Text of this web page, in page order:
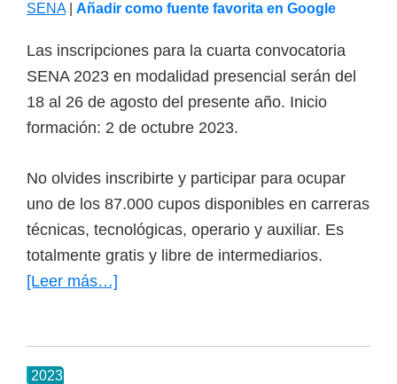
SENA| Añadir como fuente favorita en Google
Las inscripciones para la cuarta convocatoria
SENA 2023 en modalidad presencial serán del
18 al 26 de agosto del presente año. Inicio
formación: 2 de octubre 2023.
No olvides inscribirte y participar para ocupar
uno de los 87.000 cupos disponibles en carreras
técnicas, tecnológicas, operario y auxiliar. Es
totalmente gratis y libre de intermediarios.
[Leer más…]
2023